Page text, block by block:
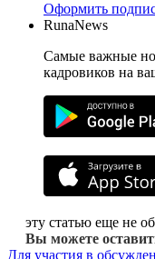
Оформить
RunaNews
Самые важные
кадровиков на
эту статью еще не
Вы можете
Для участия в